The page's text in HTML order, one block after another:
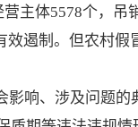
主体5578个，
遏制。但农村
、涉及问题的